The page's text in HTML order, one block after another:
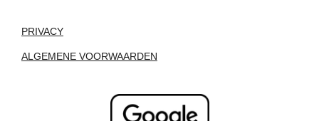
PRIVACY
ALGEMENE VOORWAARDEN